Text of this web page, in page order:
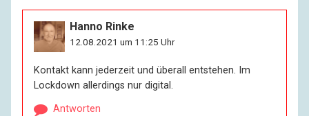
Hanno Rinke
12.08.2021 um 11:25 Uhr
Kontakt kann jederzeit und überall entstehen. Im
Lockdown allerdings nur digital.
Antworten